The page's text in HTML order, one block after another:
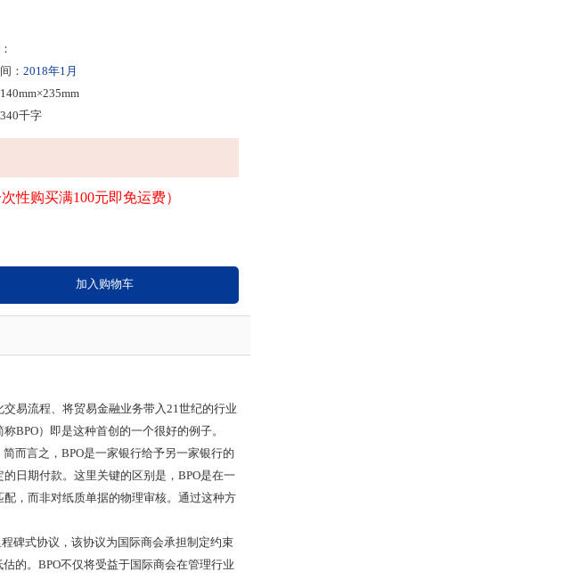
： 2018年1月
千字
性购买满100元即免运费）
易流程、将贸易金融业务带入21世纪的行业
BPO）即是这种首创的一个很好的例子。
言之，BPO是一家银行给予另一家银行的
日期付款。这里关键的区别是，BPO是在一
，而非对纸质单据的物理审核。通过这种方
碑式协议，该协议为国际商会承担制定约束
的。BPO不仅将受益于国际商会在管理行业